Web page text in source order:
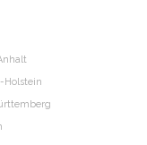
Holstein